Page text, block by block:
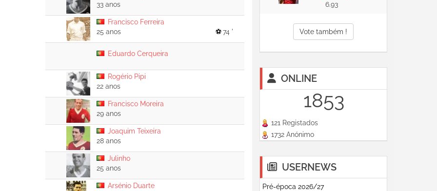
33 anos
Francisco Ferreira
25 anos
74 '
Eduardo Cerqueira
Rogério Pipi
22 anos
Francisco Moreira
29 anos
Joaquim Teixeira
28 anos
Julinho
25 anos
Arsénio Duarte
6.93
Vote também !
ONLINE
1853
121 Registados
1732 Anónimo
USERNEWS
Pré-época 2026/27